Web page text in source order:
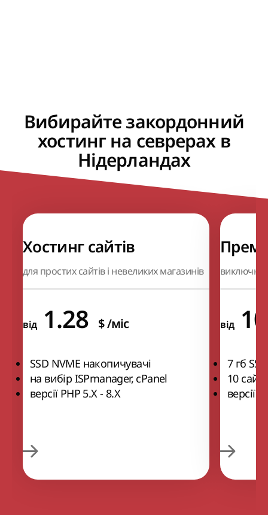
Вибирайте закордонний
хостинг на севрерах в
Нідерландах
Хостинг сайтів
для простих сайтів і невеликих магазинів
від 1.28 $/міс
SSD NVME накопичувачі
на вибір ISPmanager, cPanel
версії РНР 5.Х - 8.Х
виключно
від
7 гб SSD
10
версії